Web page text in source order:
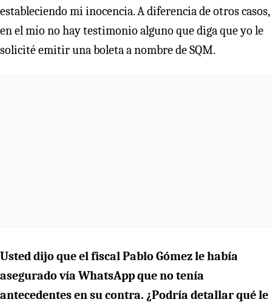
estableciendo mi inocencia. A diferencia de otros casos,
en el mío no hay testimonio alguno que diga que yo le
solicité emitir una boleta a nombre de SQM.
Usted dijo que el fiscal Pablo Gómez le había
asegurado vía WhatsApp que no tenía
antecedentes en su contra. ¿Podría detallar qué le